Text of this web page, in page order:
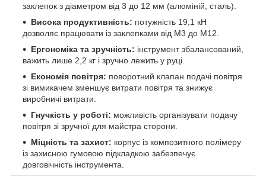
заклепок з діаметром від 3 до 12 мм (алюміній, сталь).
Висока продуктивність: потужність 19,1 кН
дозволяє працювати із заклепками від М3 до М12.
Ергономіка та зручність: інструмент збалансований,
важить лише 2,2 кг і зручно лежить у руці.
Економія повітря: поворотний клапан подачі повітря
зі вимикачем зменшує витрати повітря та знижує
виробничі витрати.
Гнучкість у роботі: можливість організувати подачу
повітря зі зручної для майстра сторони.
Міцність та захист: корпус із композитного полімеру
із захисною гумовою підкладкою забезпечує
довговічність інструмента.